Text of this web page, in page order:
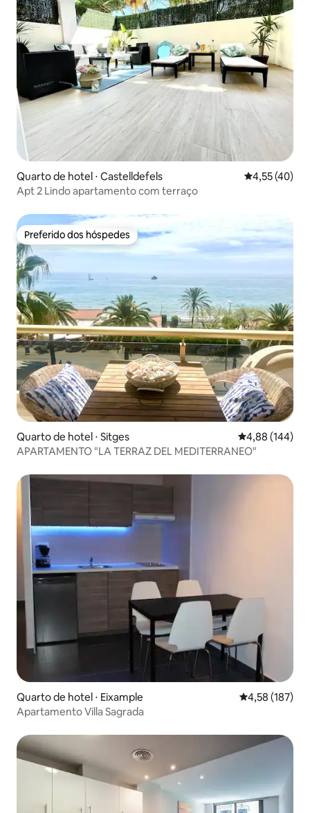
Quarto de hotel ⋅ Castelldefels 4,55 de uma
4,55 (40)
Apt 2 Lindo apartamento com terraço
Preferido dos hóspedes
Preferido dos hóspedes
Quarto de hotel ⋅ Sitges 4,88 de uma
4,88 (144)
APARTAMENTO "LA TERRAZ DEL MEDITERRANEO"
Quarto de hotel ⋅ Eixample 4,58 de uma
4,58 (187)
Apartamento Villa Sagrada